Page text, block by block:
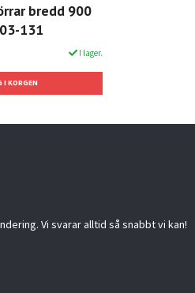
bredd 900
131
I lager.
Vi svarar alltid så snabbt vi kan!